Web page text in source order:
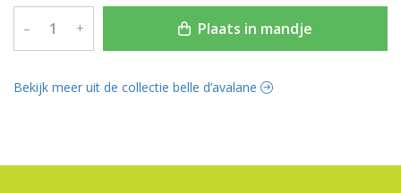
– + Plaats in mandje
Bekijk meer uit de collectie belle d’avalane